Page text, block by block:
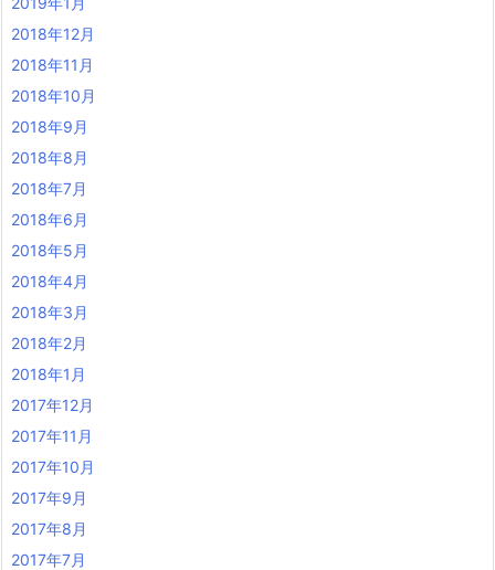
2018年12月
2018年11月
2018年10月
2018年9月
2018年8月
2018年7月
2018年6月
2018年5月
2018年4月
2018年3月
2018年2月
2018年1月
2017年12月
2017年11月
2017年10月
2017年9月
2017年8月
2017年7月